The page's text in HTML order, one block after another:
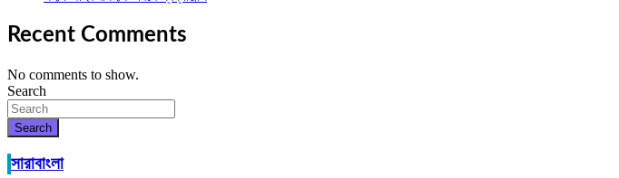
Recent Comments
No comments to show.
Search
Search
সারাবাংলা